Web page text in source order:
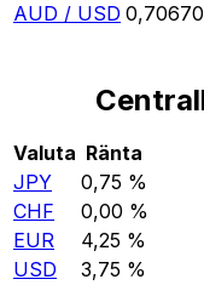
AUD / USD
Valuta Ränta
JPY
0,75 %
CHF
0,00 %
EUR
4,25 %
USD
3,75 %